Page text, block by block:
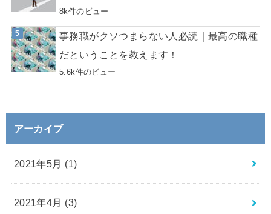
8k件のビュー
事務職がクソつまらない人必読｜最高の職種
だということを教えます！
5.6k件のビュー
アーカイブ
2021年5月 (1)
2021年4月 (3)